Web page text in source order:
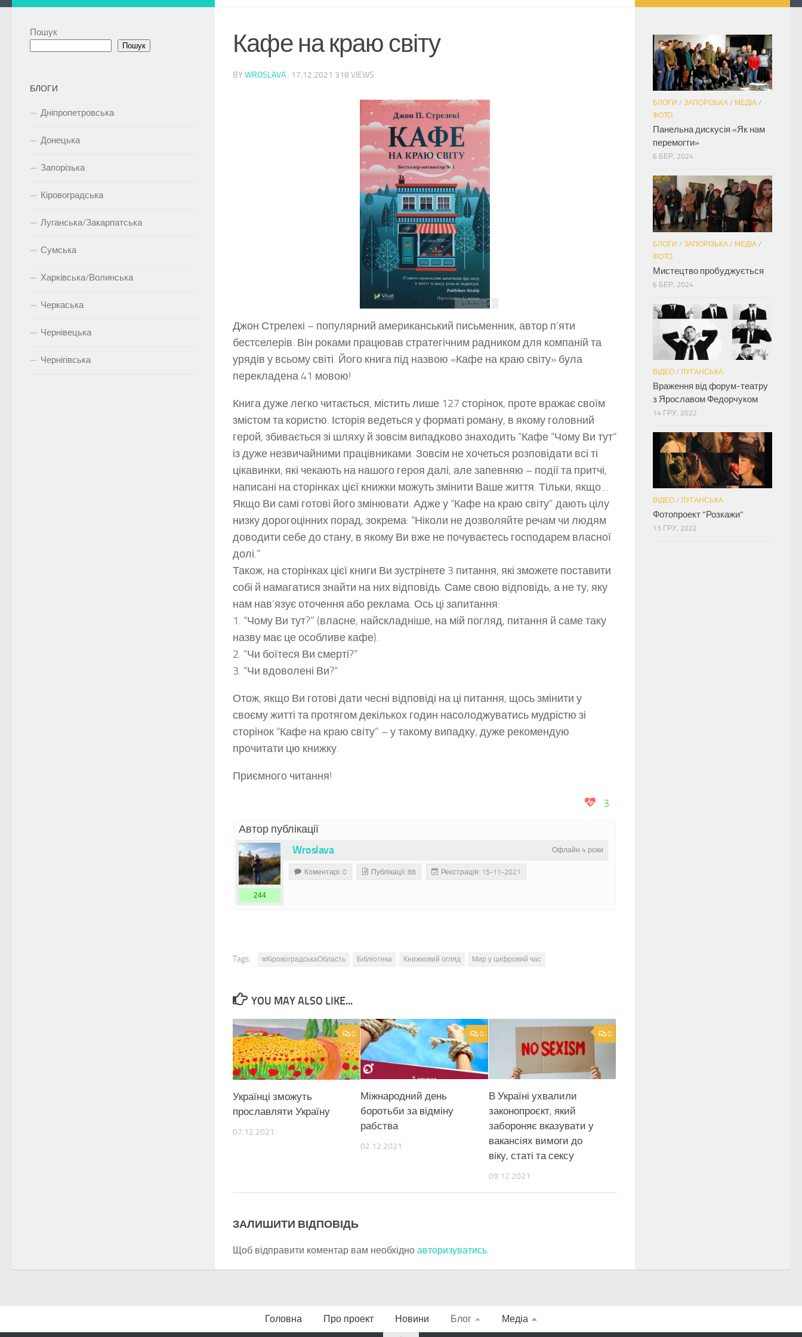
Кафе на краю світу
BY WROSLAVA · 17.12.2021 318 VIEWS
Джон Стрелекі – популярний американський письменник, автор п’яти
бестселерів. Він роками працював стратегічним радником для компаній та
урядів у всьому світі. Його книга під назвою «Кафе на краю світу» була
перекладена 41 мовою!
Книга дуже легко читається, містить лише 127 сторінок, проте вражає своїм
змістом та користю. Історія ведеться у форматі роману, в якому головний
герой, збивається зі шляху й зовсім випадково знаходить “Кафе “Чому Ви тут”
із дуже незвичайними працівниками. Зовсім не хочеться розповідати всі ті
цікавинки, які чекають на нашого героя далі, але запевняю – події та притчі,
написані на сторінках цієї книжки можуть змінити Ваше життя. Тільки, якщо…
Якщо Ви самі готові його змінювати. Адже у “Кафе на краю світу” дають цілу
низку дорогоцінних порад, зокрема: “Ніколи не дозволяйте речам чи людям
доводити себе до стану, в якому Ви вже не почуваєтесь господарем власної
долі.”
Також, на сторінках цієї книги Ви зустрінете 3 питання, які зможете поставити
собі й намагатися знайти на них відповідь. Саме свою відповідь, а не ту, яку
нам нав’язує оточення або реклама. Ось ці запитання:
1. “Чому Ви тут?” (власне, найскладніше, на мій погляд, питання й саме таку
назву має це особливе кафе).
2. “Чи боїтеся Ви смерті?”
3. “Чи вдоволені Ви?”
Отож, якщо Ви готові дати чесні відповіді на ці питання, щось змінити у
своєму житті та протягом декількох годин насолоджуватись мудрістю зі
сторінок “Кафе на краю світу” – у такому випадку, дуже рекомендую
прочитати цю книжку.
Приємного читання!
3
Автор публікації
Офлайн 4 роки
Wroslava
244
Коментарі: 0 Публікації: 88 Реєстрація: 15-11-2021
Tags: #КіровоградськаОбласть Бібліотека Книжковий огляд Мир у цифровий час
YOU MAY ALSO LIKE...
0
Українці зможуть
прославляти Україну
07.12.2021
0
Міжнародний день
боротьби за відміну
рабства
02.12.2021
0
В Україні ухвалили
законопроєкт, який
забороняє вказувати у
вакансіях вимоги до
віку, статі та сексу
09.12.2021
ЗАЛИШИТИ ВІДПОВІДЬ
Щоб відправити коментар вам необхідно авторизуватись.
Пошук
Пошук
БЛОГИ
Дніпропетровська
Донецька
Запорізька
Кіровоградська
Луганська/Закарпатська
Сумська
Харківська/Волинська
Черкаська
Чернівецька
Чернігівська
БЛОГИ / ЗАПОРІЗЬКА / МЕДІА /
ФОТО
Панельна дискусія «Як нам
перемогти»
6 БЕР, 2024
БЛОГИ / ЗАПОРІЗЬКА / МЕДІА /
ФОТО
Мистецтво пробуджується
6 БЕР, 2024
ВІДЕО / ЛУГАНСЬКА
Враження від форум-театру
з Ярославом Федорчуком
14 ГРУ, 2022
ВІДЕО / ЛУГАНСЬКА
Фотопроект “Розкажи”
13 ГРУ, 2022
Головна Про проект Новини Блог Медіа